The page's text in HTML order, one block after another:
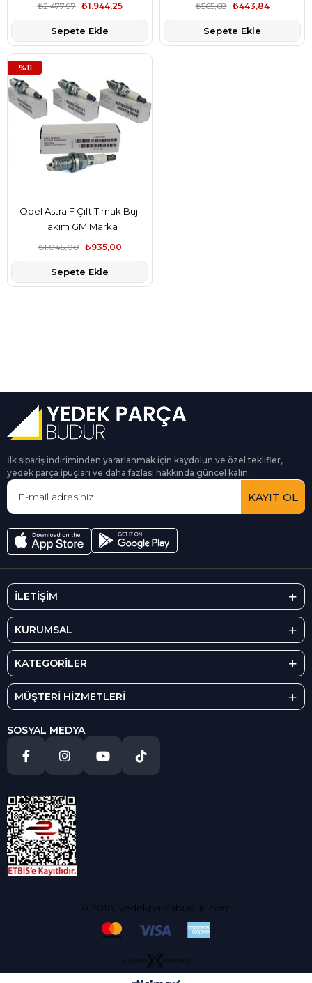
₺1.944,25
₺2.477,97
Sepete Ekle
₺443,84
₺565,68
Sepete Ekle
Opel Astra F Çift Tırnak Buji
Takım GM Marka
₺935,00
₺1.045,00
Sepete Ekle
%11
İlk sipariş indiriminden yararlanmak için kaydolun ve özel teklifler,
yedek parça ipuçları ve daha fazlası hakkında güncel kalın.
KAYIT OL
İLETİŞİM
KURUMSAL
KATEGORİLER
MÜŞTERİ HİZMETLERİ
SOSYAL MEDYA
© 2018, yedekparcabudur..com